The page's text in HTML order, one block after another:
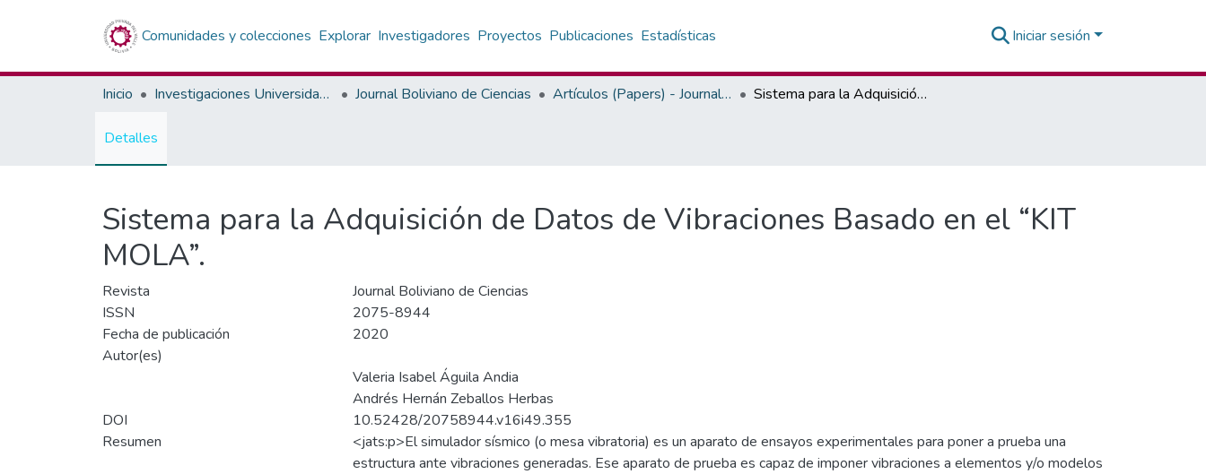
Comunidades y colecciones Explorar Investigadores Proyectos Publicaciones Estadísticas Iniciar sesión
Inicio Investigaciones Universidad Privada del Valle Journal Boliviano de Ciencias Artículos (Papers) - Journal Boliviano de Ciencias Sistema para la Adquisición de Datos de Vibraciones Basado en el “KIT MOLA”.
Detalles
Sistema para la Adquisición de Datos de Vibraciones Basado en el “KIT
MOLA”.
Revista
Journal Boliviano de Ciencias
ISSN
2075-8944
Fecha de publicación
2020
Autor(es)
Valeria Isabel Águila Andia
Andrés Hernán Zeballos Herbas
DOI
10.52428/20758944.v16i49.355
Resumen
<jats:p>El simulador sísmico (o mesa vibratoria) es un aparato de ensayos experimentales para poner a prueba una
estructura ante vibraciones generadas. Ese aparato de prueba es capaz de imponer vibraciones a elementos y/o modelos